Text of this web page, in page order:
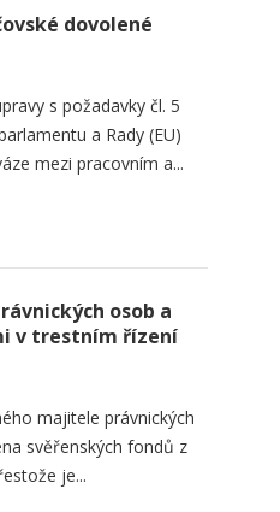
dovolené
s požadavky čl. 5
a Rady (EU)
mezi pracovním a...
osob a
v trestním řízení
majitele právnických
svěřenských fondů z
je...